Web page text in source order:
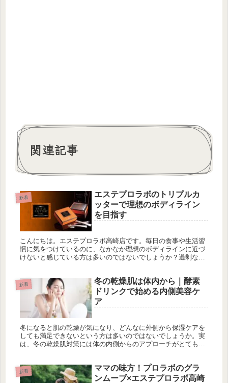
関連記事
新着
エステプロラボのトリプルカ
ッターで理想のボディライン
を目指す
こんにちは。エステプロラボ高崎店です。毎日の食事や生活習
慣に気をつけているのに、なかなか理想のボディラインに近づ
けないと感じている方は多いのではないでしょうか？過剰な食
新着
冬の乾燥肌は体内から｜酵素
ドリンクで始める内側美容ケ
ア
冬になると肌の乾燥が気になり、どんなに外側から保湿ケアを
しても満足できないという方は多いのではないでしょうか。実
は、冬の乾燥肌対策には体の内側からのアプローチがとても重
新着
ママの味方！プロラボのグラ
ンムーブ×エステプロラボ高崎